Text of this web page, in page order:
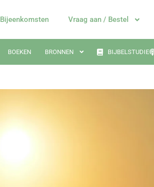
Bijeenkomsten Vraag aan / Bestel
BOEKEN BRONNEN BIJBELSTUDIE